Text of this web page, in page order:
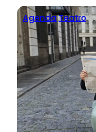
AgendaTeatro